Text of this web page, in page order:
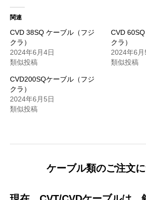
関連
CVD 38SQ ケーブル（フジ
クラ）
2024年6月4日
類似投稿
CVD
クラ）
2024年6月
類似投稿
CVD200SQケーブル（フジ
クラ）
2024年6月5日
類似投稿
ケーブル類のご注文